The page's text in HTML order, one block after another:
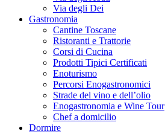
Via degli Dei
Gastronomia
Cantine Toscane
Ristoranti e Trattorie
Corsi di Cucina
Prodotti Tipici Certificati
Enoturismo
Percorsi Enogastronomici
Strade del vino e dell’olio
Enogastronomia e Wine Tour
Chef a domicilio
Dormire